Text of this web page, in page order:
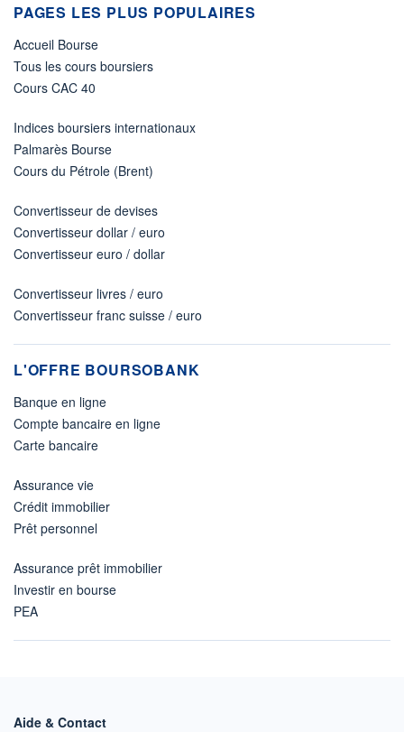
PAGES LES PLUS POPULAIRES
Accueil Bourse
Tous les cours boursiers
Cours CAC 40
Indices boursiers internationaux
Palmarès Bourse
Cours du Pétrole (Brent)
Convertisseur de devises
Convertisseur dollar / euro
Convertisseur euro / dollar
Convertisseur livres / euro
Convertisseur franc suisse / euro
L'OFFRE BOURSOBANK
Banque en ligne
Compte bancaire en ligne
Carte bancaire
Assurance vie
Crédit immobilier
Prêt personnel
Assurance prêt immobilier
Investir en bourse
PEA
Aide & Contact